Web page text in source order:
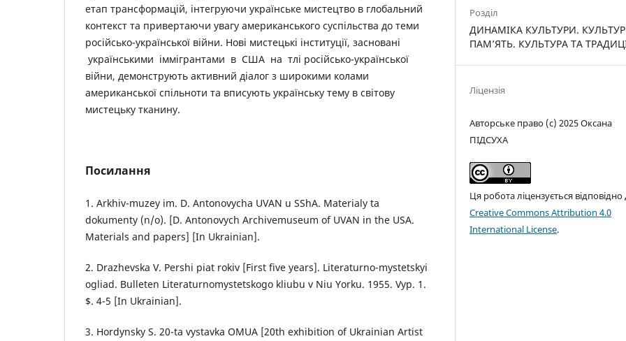
етап трансформацій, інтегруючи українське мистецтво в глобальний
контекст та привертаючи увагу американського суспільства до теми
російсько-української війни. Нові мистецькі інституції, засновані
українськими іммігрантами в США на тлі російсько-української
війни, демонструють активний діалог з широкими колами
американської спільноти та вписують українську тему в світову
мистецьку тканину.
Посилання
1. Arkhiv-muzey im. D. Antonovycha UVAN u SShA. Materialy ta
dokumenty (n/o). [D. Antonovych Archivemuseum of UVAN in the USA.
Materials and papers] [In Ukrainian].
2. Drazhevska V. Pershi piat rokiv [First five years]. Literaturno-mystetskyi
ogliad. Bulleten Literaturnomystetskogo kliubu v Niu Yorku. 1955. Vyp. 1.
$. 4-5 [In Ukrainian].
3. Hordynsky S. 20-ta vystavka OMUA [20th exhibition of Ukrainian Artist
Розділ
ДИНАМІКА КУЛЬТУРИ.
ПАМ’ЯТЬ. КУЛЬТУРА ТА
Ліцензія
Авторське право (c) 2025 Оксана
ПІДСУХА
Ця робота ліцензується відповідно
Creative Commons Attribution 4.0
International License.